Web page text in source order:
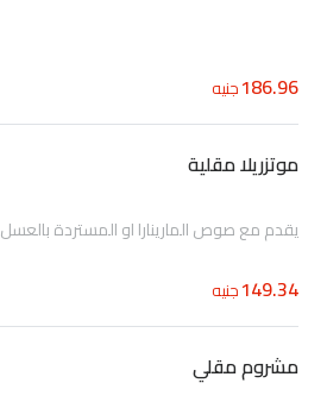
186.96جنيه
موتزريلا مقلية
يقدم مع صوص المارينارا او المستردة بالعسل
149.34جنيه
مشروم مقلي